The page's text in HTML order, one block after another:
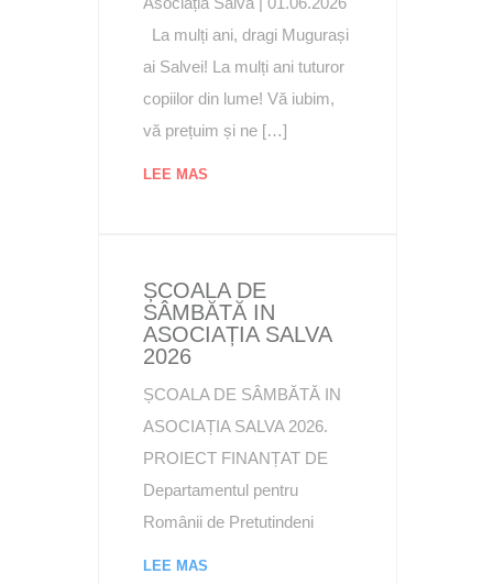
La mulți ani, dragi Mugurași
ai Salvei! La mulți ani tuturor
copiilor din lume! Vă iubim,
vă prețuim și ne […]
LEE MAS
ȘCOALA DE
SÂMBĂTĂ IN
ASOCIAȚIA SALVA
2026
ȘCOALA DE SÂMBĂTĂ IN
ASOCIAȚIA SALVA 2026.
PROIECT FINANȚAT DE
Departamentul pentru
Românii de Pretutindeni
LEE MAS